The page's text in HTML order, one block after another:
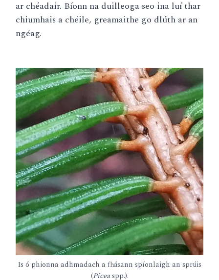
ar chéadair. Bíonn na duilleoga seo ina luí thar
chiumhais a chéile, greamaithe go dlúth ar an
ngéag.
Is ó phionna adhmadach a fhásann spíonlaigh an sprúis
(Piceaspp.).